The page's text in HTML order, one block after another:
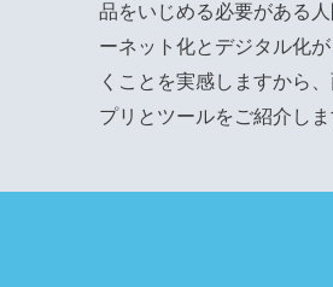
品をいじめる必要がある
ーネット化とデジタル化
くことを実感しますから
プリとツールをご紹介しま